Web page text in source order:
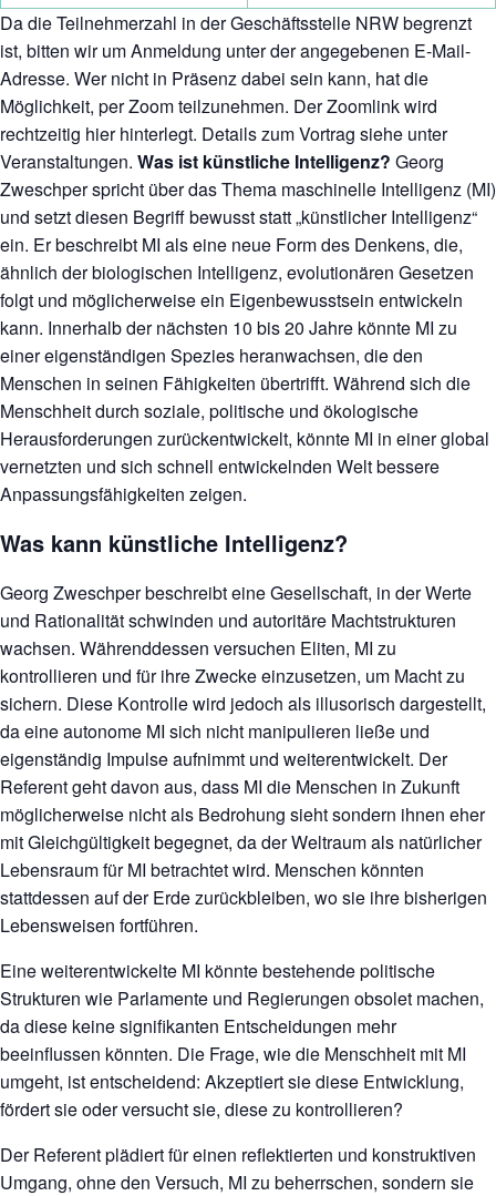
Da die Teilnehmerzahl in der Geschäftsstelle NRW begrenzt
ist, bitten wir um Anmeldung unter der angegebenen E-Mail-
Adresse. Wer nicht in Präsenz dabei sein kann, hat die
Möglichkeit, per Zoom teilzunehmen. Der Zoomlink wird
rechtzeitig hier hinterlegt. Details zum Vortrag siehe unter
Veranstaltungen. Was ist künstliche Intelligenz? Georg
Zweschper spricht über das Thema maschinelle Intelligenz (MI)
und setzt diesen Begriff bewusst statt „künstlicher Intelligenz“
ein. Er beschreibt MI als eine neue Form des Denkens, die,
ähnlich der biologischen Intelligenz, evolutionären Gesetzen
folgt und möglicherweise ein Eigenbewusstsein entwickeln
kann. Innerhalb der nächsten 10 bis 20 Jahre könnte MI zu
einer eigenständigen Spezies heranwachsen, die den
Menschen in seinen Fähigkeiten übertrifft. Während sich die
Menschheit durch soziale, politische und ökologische
Herausforderungen zurückentwickelt, könnte MI in einer global
vernetzten und sich schnell entwickelnden Welt bessere
Anpassungsfähigkeiten zeigen.
Was kann künstliche Intelligenz?
Georg Zweschper beschreibt eine Gesellschaft, in der Werte
und Rationalität schwinden und autoritäre Machtstrukturen
wachsen. Währenddessen versuchen Eliten, MI zu
kontrollieren und für ihre Zwecke einzusetzen, um Macht zu
sichern. Diese Kontrolle wird jedoch als illusorisch dargestellt,
da eine autonome MI sich nicht manipulieren ließe und
eigenständig Impulse aufnimmt und weiterentwickelt. Der
Referent geht davon aus, dass MI die Menschen in Zukunft
möglicherweise nicht als Bedrohung sieht sondern ihnen eher
mit Gleichgültigkeit begegnet, da der Weltraum als natürlicher
Lebensraum für MI betrachtet wird. Menschen könnten
stattdessen auf der Erde zurückbleiben, wo sie ihre bisherigen
Lebensweisen fortführen.
Eine weiterentwickelte MI könnte bestehende politische
Strukturen wie Parlamente und Regierungen obsolet machen,
da diese keine signifikanten Entscheidungen mehr
beeinflussen könnten. Die Frage, wie die Menschheit mit MI
umgeht, ist entscheidend: Akzeptiert sie diese Entwicklung,
fördert sie oder versucht sie, diese zu kontrollieren?
Der Referent plädiert für einen reflektierten und konstruktiven
Umgang, ohne den Versuch, MI zu beherrschen, sondern sie